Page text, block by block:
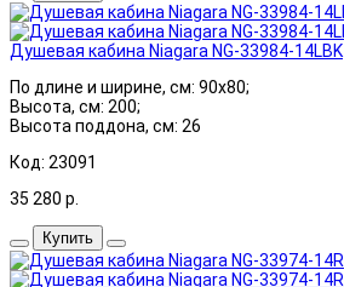
Душевая кабина Niagara NG-33984-14LBK
По длине и ширине, см: 90x80;
Высота, см: 200;
Высота поддона, см: 26
Код: 23091
35 280 р.
Купить